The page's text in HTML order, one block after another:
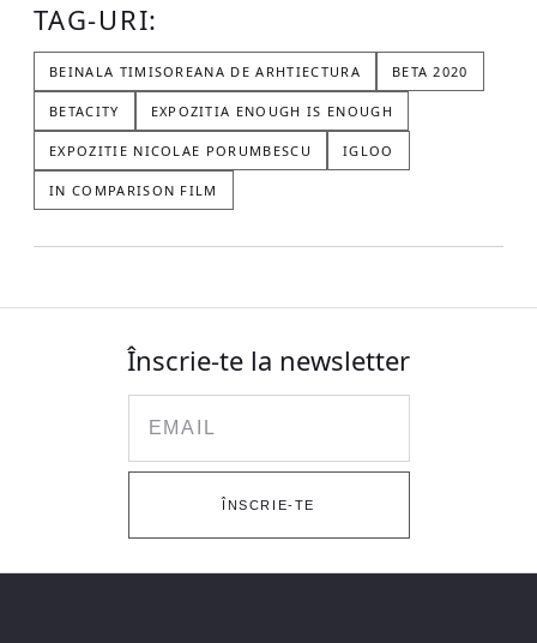
TAG-URI:
BEINALA TIMISOREANA DE ARHTIECTURA BETA 2020
BETACITY EXPOZITIA ENOUGH IS ENOUGH
EXPOZITIE NICOLAE PORUMBESCU IGLOO
IN COMPARISON FILM
Înscrie-te la newsletter
ÎNSCRIE-TE